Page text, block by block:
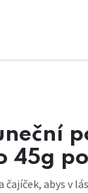
45g
abys v